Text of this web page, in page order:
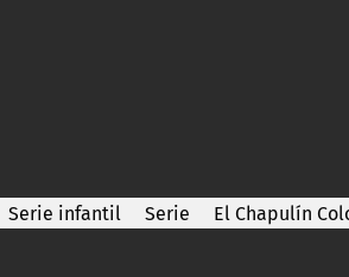
Serie infantil Serie El Chapulín